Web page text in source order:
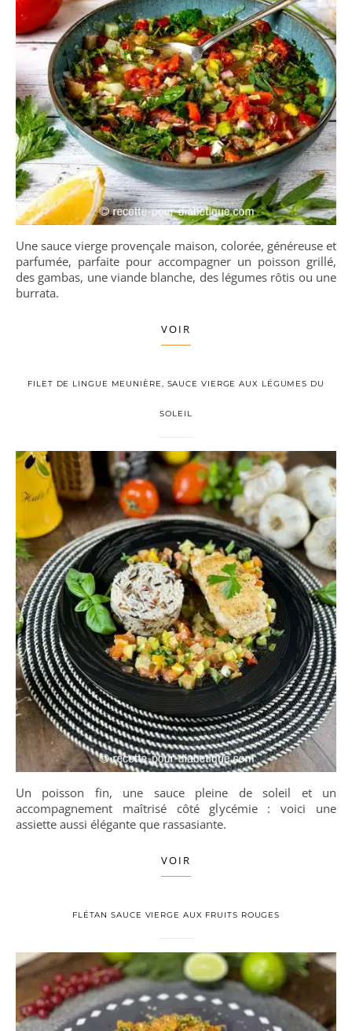
Une sauce vierge provençale maison, colorée, généreuse et
parfumée, parfaite pour accompagner un poisson grillé,
des gambas, une viande blanche, des légumes rôtis ou une
burrata.
VOIR
FILET DE LINGUE MEUNIÈRE, SAUCE VIERGE AUX LÉGUMES DU
SOLEIL
Un poisson fin, une sauce pleine de soleil et un
accompagnement maîtrisé côté glycémie : voici une
assiette aussi élégante que rassasiante.
VOIR
FLÉTAN SAUCE VIERGE AUX FRUITS ROUGES